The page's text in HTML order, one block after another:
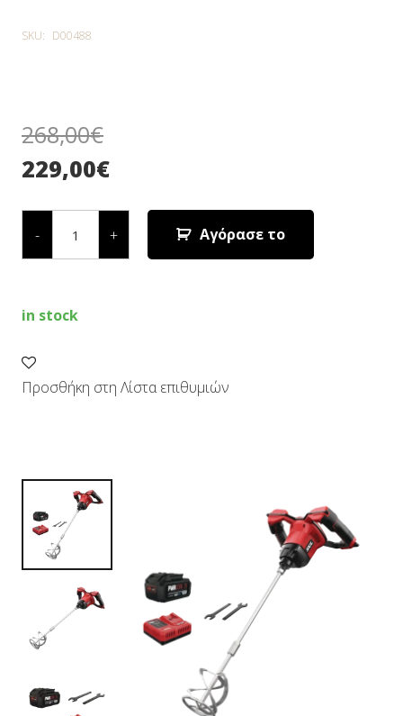
SKU: D00488
268,00€
229,00€
-
ΑΝΑΔΕΥΤΗΡΑΣ
ΜΠΑΤΑΡΙΑΣ
3171
CA
quantity
+ Αγόρασε το
in stock
Προσθήκη στη Λίστα επιθυμιών